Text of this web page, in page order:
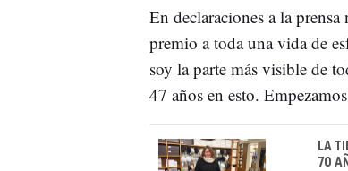
En declaraciones a la prensa
premio a toda una vida de
soy la parte más visible de
47 años en esto.
LA
70